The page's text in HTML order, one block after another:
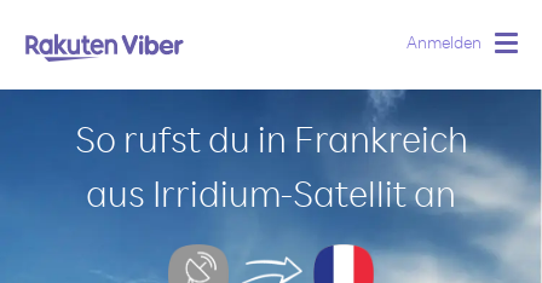
Anmelden
So rufst du in Frankreich
aus Irridium-Satellit an